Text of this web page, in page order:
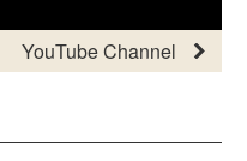
YouTube Channel